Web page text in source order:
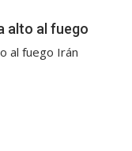
alto al fuego
al fuego Irán